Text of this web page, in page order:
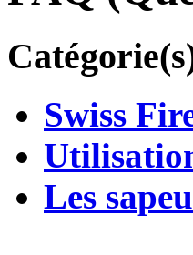
Swiss
Les